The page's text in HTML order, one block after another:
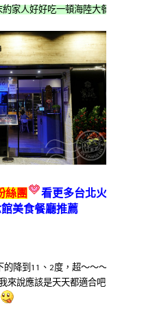
家人好好吃一頓海陸大餐
絲團
看更多台北火
美食餐廳推薦
降到11、2度，超～～～
來說應該是天天都適合吧